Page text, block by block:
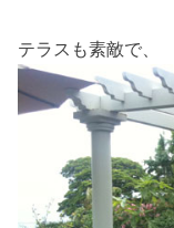
テラスも素敵で、